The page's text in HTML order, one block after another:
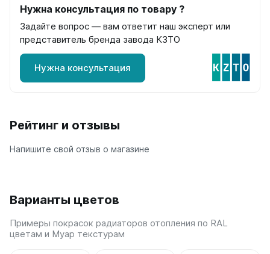
Quadrum Neo 50 V
Завалинки
Завалинка Гармония
Зеркало А40
Зеркало П
Нужна консультация по товару ?
Задайте вопрос — вам ответит наш эксперт или
представитель бренда завода КЗТО
Нужна консультация
Рейтинг и отзывы
Напишите свой отзыв о магазине
Варианты цветов
Примеры покрасок радиаторов отопления по RAL
цветам и Муар текстурам